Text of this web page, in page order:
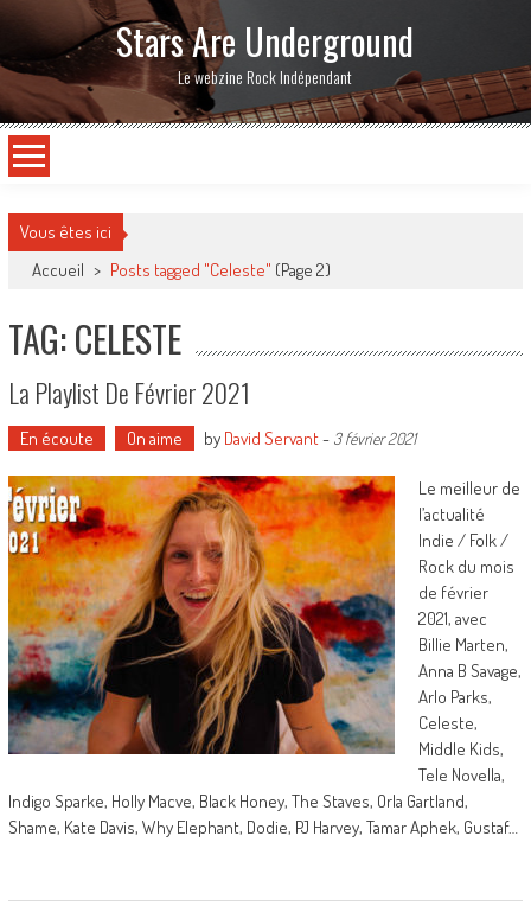
Stars Are Underground
Le webzine Rock Indépendant
Vous êtes ici
Accueil > Posts tagged "Celeste" (Page 2)
TAG: CELESTE
La Playlist De Février 2021
En écoute On aime by David Servant- 3 février 2021
Le meilleur de
l’actualité
Indie / Folk /
Rock du mois
de février
2021, avec
Billie Marten,
Anna B Savage,
Arlo Parks,
Celeste,
Middle Kids,
Tele Novella,
Indigo Sparke, Holly Macve, Black Honey, The Staves, Orla Gartland,
Shame, Kate Davis, Why Elephant, Dodie, PJ Harvey, Tamar Aphek, Gustaf…